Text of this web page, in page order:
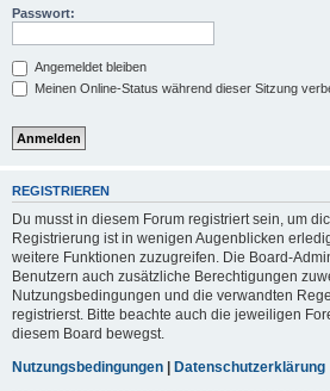
Passwort:
Angemeldet bleiben
Meinen Online-Status während dieser Sitzung
REGISTRIEREN
Du musst in diesem Forum registriert sein, um
Registrierung ist in wenigen Augenblicken
weitere Funktionen zuzugreifen. Die Board-
Benutzern auch zusätzliche Berechtigungen
Nutzungsbedingungen und die verwandten
registrierst. Bitte beachte auch die jeweiligen
diesem Board bewegst.
Nutzungsbedingungen | Datenschutzerklärung